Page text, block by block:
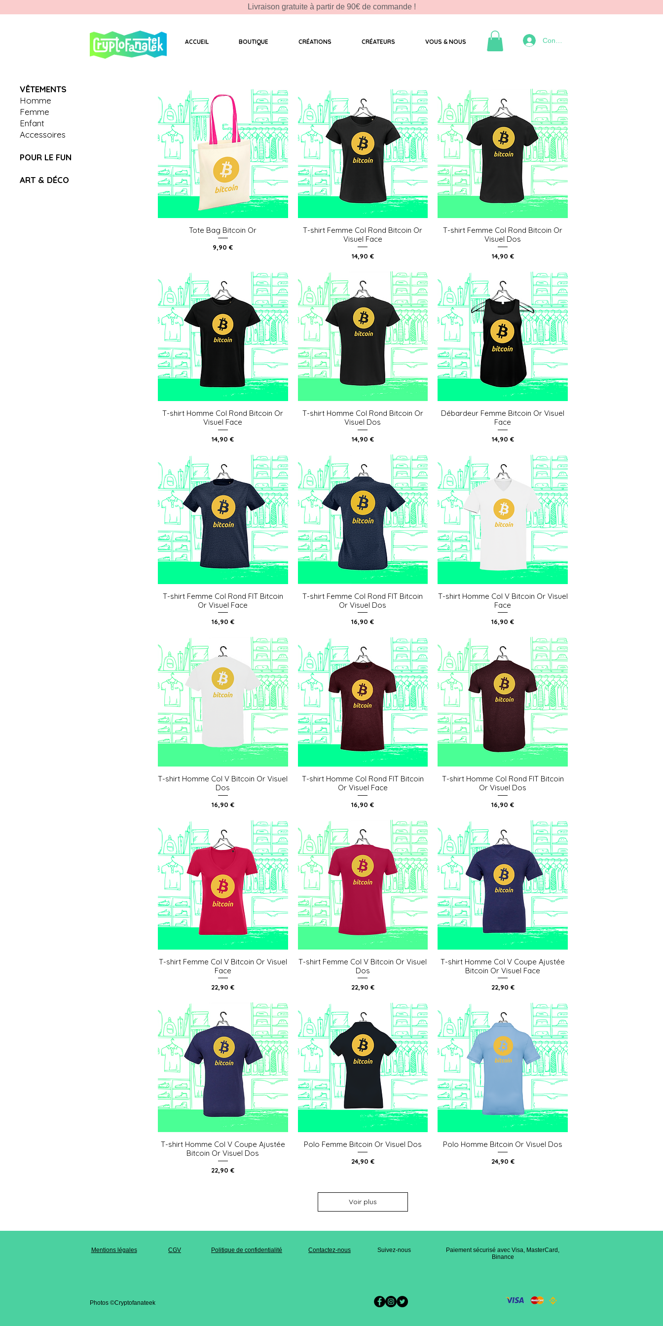
Livraison gratuite à partir de 90€ de commande !
ACCUEIL BOUTIQUE CRÉATIONS CRÉATEURS VOUS & NOUS Connexion
VÊTEMENTS
Homme
Femme
Enfant
Accessoires
POUR LE FUN
ART & DÉCO
Aperçu rapide
Tote Bag Bitcoin Or
Prix
9,90 €
Aperçu rapide
T-shirt Femme Col Rond Bitcoin Or
Visuel Face
Prix
14,90 €
Aperçu rapide
T-shirt Femme Col Rond Bitcoin Or
Visuel Dos
Prix
14,90 €
Aperçu rapide
T-shirt Homme Col Rond Bitcoin Or
Visuel Face
Prix
14,90 €
Aperçu rapide
T-shirt Homme Col Rond Bitcoin Or
Visuel Dos
Prix
14,90 €
Aperçu rapide
Débardeur Femme Bitcoin Or Visuel
Face
Prix
14,90 €
Aperçu rapide
T-shirt Femme Col Rond FIT Bitcoin
Or Visuel Face
Prix
16,90 €
Aperçu rapide
T-shirt Femme Col Rond FIT Bitcoin
Or Visuel Dos
Prix
16,90 €
Aperçu rapide
T-shirt Homme Col V Bitcoin Or Visuel
Face
Prix
16,90 €
Aperçu rapide
T-shirt Homme Col V Bitcoin Or Visuel
Dos
Prix
16,90 €
Aperçu rapide
T-shirt Homme Col Rond FIT Bitcoin
Or Visuel Face
Prix
16,90 €
Aperçu rapide
T-shirt Homme Col Rond FIT Bitcoin
Or Visuel Dos
Prix
16,90 €
Aperçu rapide
T-shirt Femme Col V Bitcoin Or Visuel
Face
Prix
22,90 €
Aperçu rapide
T-shirt Femme Col V Bitcoin Or Visuel
Dos
Prix
22,90 €
Aperçu rapide
T-shirt Homme Col V Coupe Ajustée
Bitcoin Or Visuel Face
Prix
22,90 €
Aperçu rapide
T-shirt Homme Col V Coupe Ajustée
Bitcoin Or Visuel Dos
Prix
22,90 €
Aperçu rapide
Polo Femme Bitcoin Or Visuel Dos
Prix
24,90 €
Aperçu rapide
Polo Homme Bitcoin Or Visuel Dos
Prix
24,90 €
Voir plus
Mentions légales CGV Politique de confidentialité Contactez-nous Suivez-nous
Paiement sécurisé avec Visa, MasterCard,
Binance
Photos ©Cryptofanateek